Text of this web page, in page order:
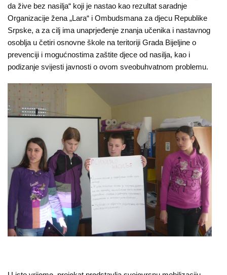
Fondacija
"Lara"
Bijeljina
nama
Aktuelnosti
Mir
sa
ženskim
licem
Sigurna
da žive bez nasilja“ koji je nastao kao rezultat saradnje
Organizacije žena „Lara“ i Ombudsmana za djecu Republike
Srpske, a za cilj ima unaprjeđenje znanja učenika i nastavnog
osoblja u četiri osnovne škole na teritoriji Grada Bijeljine o
prevenciji i mogućnostima zaštite djece od nasilja, kao i
podizanje svijesti javnosti o ovom sveobuhvatnom problemu.